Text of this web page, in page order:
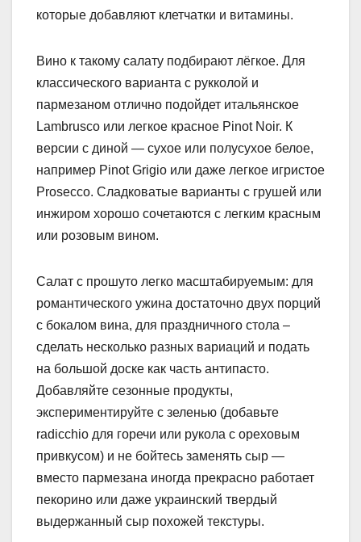
которые добавляют клетчатки и витамины.
Вино к такому салату подбирают лёгкое. Для
классического варианта с рукколой и
пармезаном отлично подойдет итальянское
Lambrusco или легкое красное Pinot Noir. К
версии с диной — сухое или полусухое белое,
например Pinot Grigio или даже легкое игристое
Prosecco. Сладковатые варианты с грушей или
инжиром хорошо сочетаются с легким красным
или розовым вином.
Салат с прошуто легко масштабируемым: для
романтического ужина достаточно двух порций
с бокалом вина, для праздничного стола –
сделать несколько разных вариаций и подать
на большой доске как часть антипасто.
Добавляйте сезонные продукты,
экспериментируйте с зеленью (добавьте
radicchio для горечи или рукола с ореховым
привкусом) и не бойтесь заменять сыр —
вместо пармезана иногда прекрасно работает
пекорино или даже украинский твердый
выдержанный сыр похожей текстуры.